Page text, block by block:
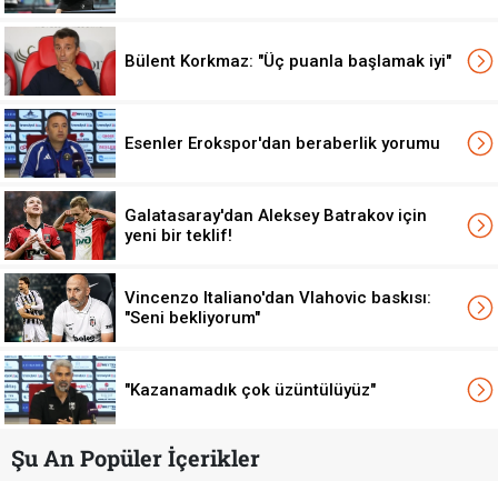
Bülent Korkmaz: "Üç puanla başlamak iyi"
Esenler Erokspor'dan beraberlik yorumu
Galatasaray'dan Aleksey Batrakov için
yeni bir teklif!
Vincenzo Italiano'dan Vlahovic baskısı:
"Seni bekliyorum"
"Kazanamadık çok üzüntülüyüz"
Şu An Popüler İçerikler